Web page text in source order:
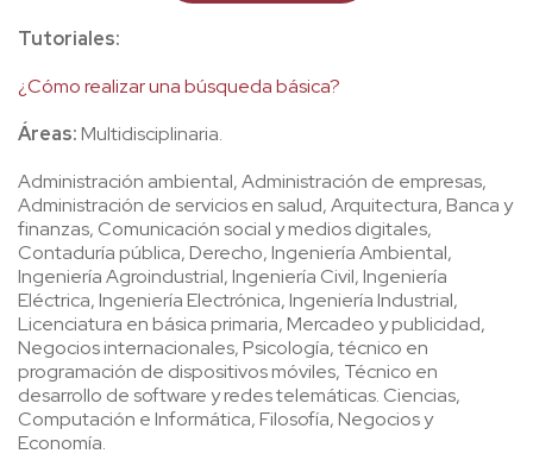
Tutoriales:
¿Cómo realizar una búsqueda básica?
Áreas:Multidisciplinaria.
Administración ambiental, Administración de empresas,
Administración de servicios en salud, Arquitectura, Banca y
finanzas, Comunicación social y medios digitales,
Contaduría pública, Derecho, Ingeniería Ambiental,
Ingeniería Agroindustrial, Ingeniería Civil, Ingeniería
Eléctrica, Ingeniería Electrónica, Ingeniería Industrial,
Licenciatura en básica primaria, Mercadeo y publicidad,
Negocios internacionales, Psicología, técnico en
programación de dispositivos móviles, Técnico en
desarrollo de software y redes telemáticas. Ciencias,
Computación e Informática, Filosofía, Negocios y
Economía.